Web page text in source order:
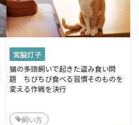
宮脇灯子
猫の多頭飼いで起きた盗み食い問
題 ちびちび食べる習慣そのものを
変える作戦を決行
飼い方